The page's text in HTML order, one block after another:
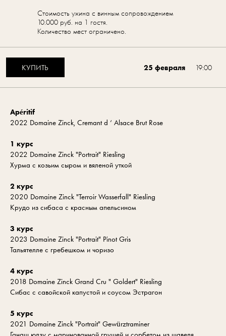
Стоимость ужина с винным сопровождением
10.000 руб. на 1 гостя.
Количество мест ограничено.
25 февраля 19:00
КУПИТЬ
Apéritif
2022 Domaine Zinck, Cremant d ‘ Alsace Brut Rose
1 курс
2022 Domaine Zinck "Portrait" Riesling
Хурма с козьим сыром и вяленой уткой
2 курс
2020 Domaine Zinck "Terroir Wasserfall" Riesling
Крудо из сибаса с красным апельсином
3 курс
2023 Domaine Zinck "Portrait" Pinot Gris
Тальятелле с гребешком и чоризо
4 курс
2018 Domaine Zinck Grand Cru " Goldert" Riesling
Сибас с савойской капустой и соусом Эстрагон
5 курс
2021 Domaine Zinck "Portrait" Gewürztraminer